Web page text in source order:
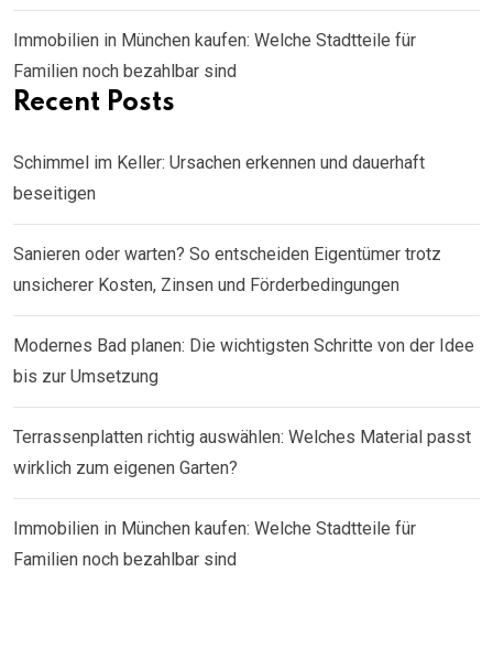
Immobilien in München kaufen: Welche Stadtteile für
Familien noch bezahlbar sind
Recent Posts
Schimmel im Keller: Ursachen erkennen und dauerhaft
beseitigen
Sanieren oder warten? So entscheiden Eigentümer trotz
unsicherer Kosten, Zinsen und Förderbedingungen
Modernes Bad planen: Die wichtigsten Schritte von der Idee
bis zur Umsetzung
Terrassenplatten richtig auswählen: Welches Material passt
wirklich zum eigenen Garten?
Immobilien in München kaufen: Welche Stadtteile für
Familien noch bezahlbar sind